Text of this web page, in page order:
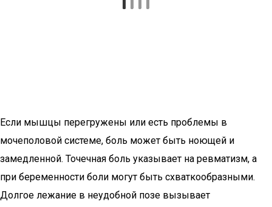
Если мышцы перегружены или есть проблемы в
мочеполовой системе, боль может быть ноющей и
замедленной. Точечная боль указывает на ревматизм, а
при беременности боли могут быть схваткообразными.
Долгое лежание в неудобной позе вызывает